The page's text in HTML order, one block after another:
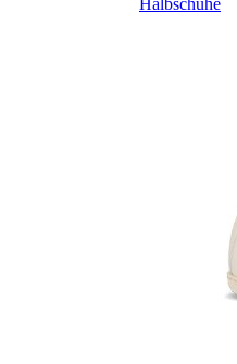
Halbschuhe